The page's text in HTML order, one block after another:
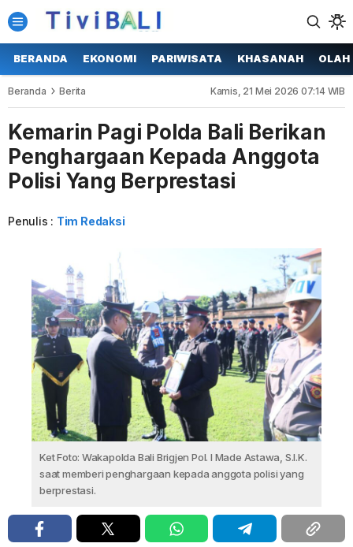
BERANDA EKONOMI PARIWISATA KHASANAH OLAH
Beranda Berita Kamis, 21 Mei 2026 07:14 WIB
Kemarin Pagi Polda Bali Berikan
Penghargaan Kepada Anggota
Polisi Yang Berprestasi
Penulis : Tim Redaksi
Ket Foto: Wakapolda Bali Brigjen Pol. I Made Astawa, S.I.K.
saat memberi penghargaan kepada anggota polisi yang
berprestasi.